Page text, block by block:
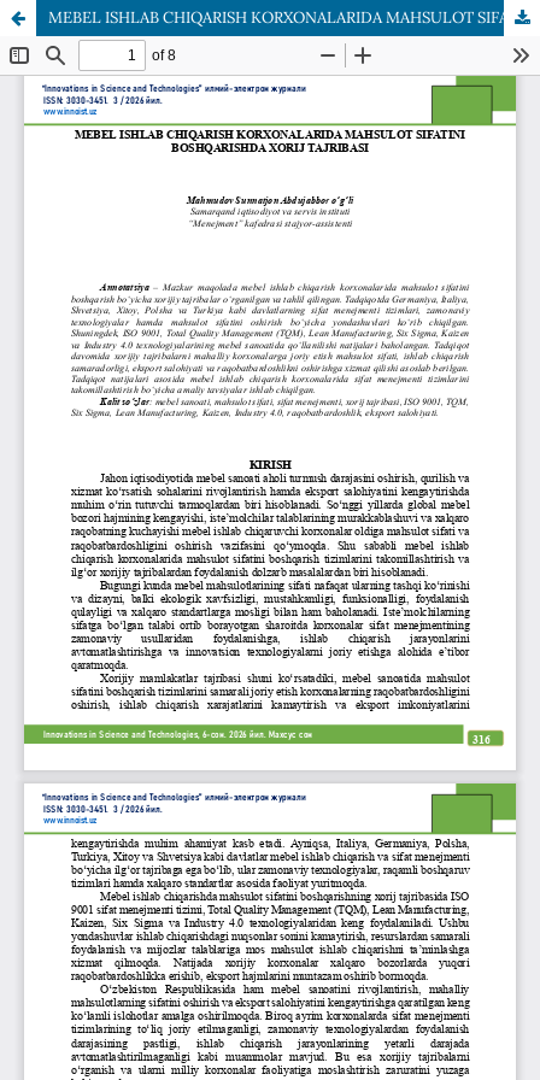
MEBEL ISHLAB CHIQARISH KORXONALARIDA MAHSULOT SIFATINI BOSHQARISHDA XORIJ TAJRIBASI